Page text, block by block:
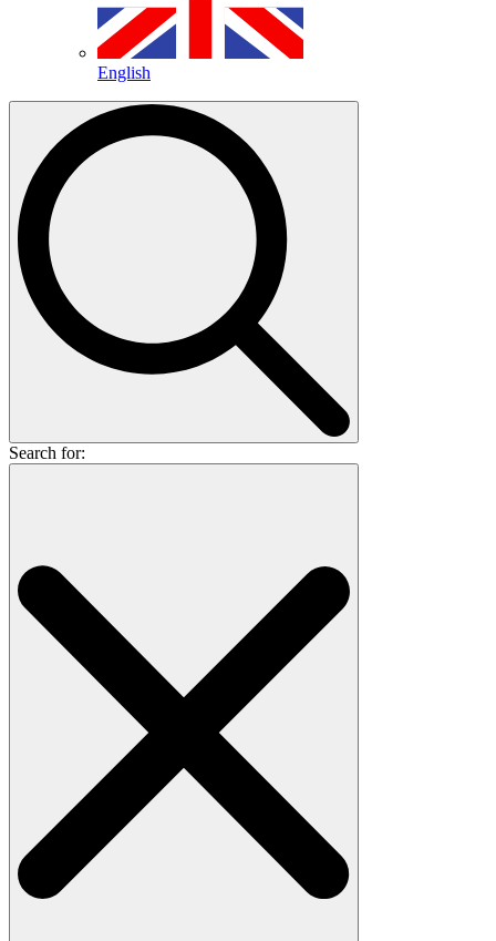
English
Search for: